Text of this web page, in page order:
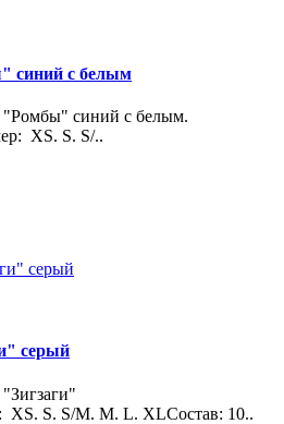
синий с белым
"Ромбы" синий с белым.
XS. S. S/..
серый
XS. S. S/M. M. L. XLСостав: 10..